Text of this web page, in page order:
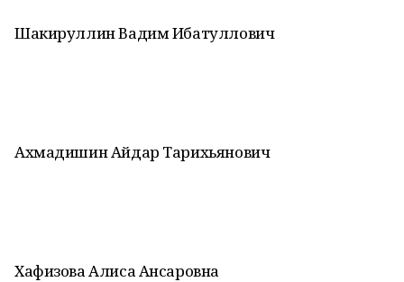
Шакируллин Вадим Ибатуллович
Ахмадишин Айдар Тарихьянович
Хафизова Алиса Ансаровна